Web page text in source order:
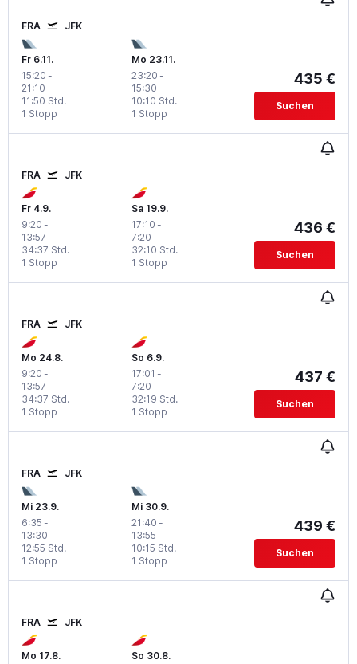
FRA JFK
Fr 6.11.
15:20 -
21:10
1 Stopp
11:50 Std.
Mo 23.11.
23:20 -
15:30
1 Stopp
10:10 Std.
435 €
Suchen
FRA JFK
Fr 4.9.
9:20 -
13:57
1 Stopp
34:37 Std.
Sa 19.9.
17:10 -
7:20
1 Stopp
32:10 Std.
436 €
Suchen
FRA JFK
Mo 24.8.
9:20 -
13:57
1 Stopp
34:37 Std.
So 6.9.
17:01 -
7:20
1 Stopp
32:19 Std.
437 €
Suchen
FRA JFK
Mi 23.9.
6:35 -
13:30
1 Stopp
12:55 Std.
Mi 30.9.
21:40 -
13:55
1 Stopp
10:15 Std.
439 €
Suchen
FRA JFK
Mo 17.8.
So 30.8.